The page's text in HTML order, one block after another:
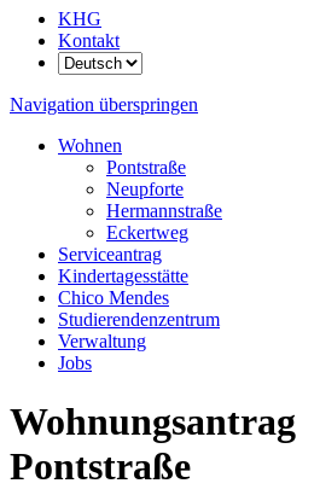
KHG
Kontakt
Navigation überspringen
Wohnen
Pontstraße
Neupforte
Hermannstraße
Eckertweg
Serviceantrag
Kindertagesstätte
Chico Mendes
Studierenden­zentrum
Verwaltung
Jobs
Wohnungsantrag
Pontstraße